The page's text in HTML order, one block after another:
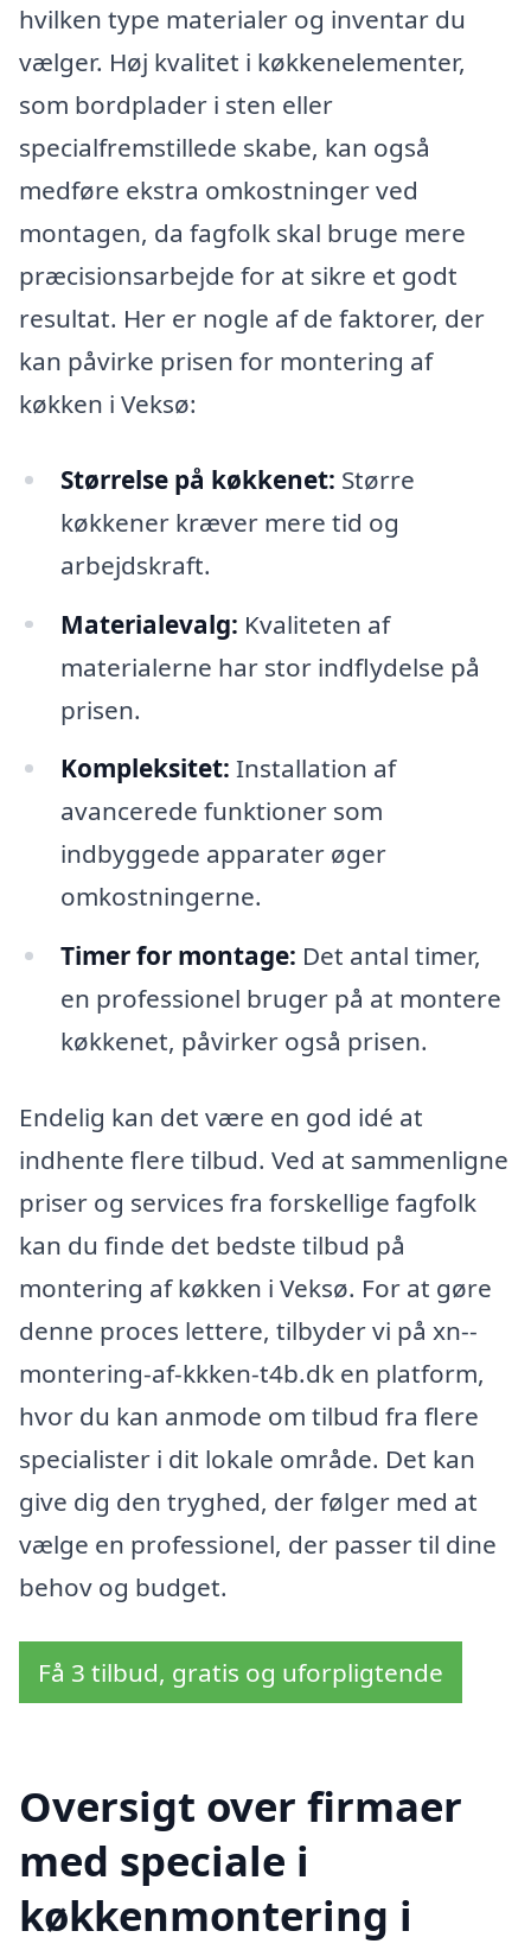
hvilken type materialer og inventar du
vælger. Høj kvalitet i køkkenelementer,
som bordplader i sten eller
specialfremstillede skabe, kan også
medføre ekstra omkostninger ved
montagen, da fagfolk skal bruge mere
præcisionsarbejde for at sikre et godt
resultat. Her er nogle af de faktorer, der
kan påvirke prisen for montering af
køkken i Veksø:
Størrelse på køkkenet: Større
køkkener kræver mere tid og
arbejdskraft.
Materialevalg: Kvaliteten af
materialerne har stor indflydelse på
prisen.
Kompleksitet: Installation af
avancerede funktioner som
indbyggede apparater øger
omkostningerne.
Timer for montage: Det antal timer,
en professionel bruger på at montere
køkkenet, påvirker også prisen.
Endelig kan det være en god idé at
indhente flere tilbud. Ved at sammenligne
priser og services fra forskellige fagfolk
kan du finde det bedste tilbud på
montering af køkken i Veksø. For at gøre
denne proces lettere, tilbyder vi på xn--
montering-af-kkken-t4b.dk en platform,
hvor du kan anmode om tilbud fra flere
specialister i dit lokale område. Det kan
give dig den tryghed, der følger med at
vælge en professionel, der passer til dine
behov og budget.
Få 3 tilbud, gratis og uforpligtende
Oversigt over firmaer
med speciale i
køkkenmontering i